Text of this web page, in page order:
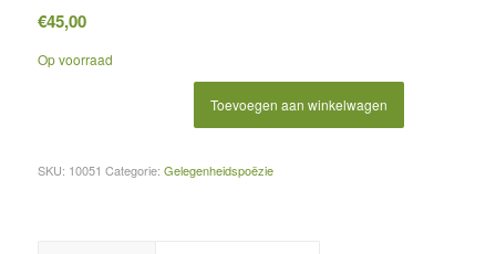
€45,00
Op voorraad
Toevoegen aan winkelwagen
SKU: 10051 Categorie: Gelegenheidspoëzie